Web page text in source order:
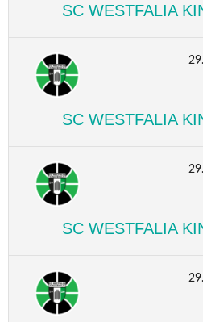
SC WESTFALIA
SC WESTFALIA
SC WESTFALIA